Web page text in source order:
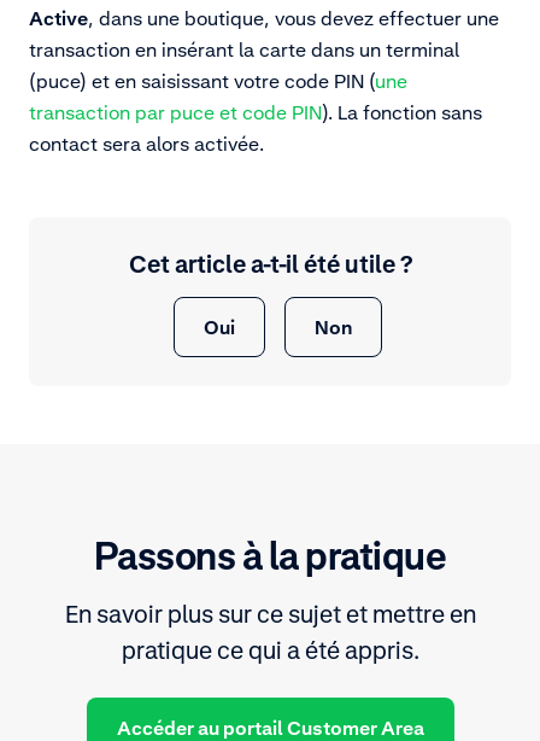
Active, dans une boutique, vous devez effectuer une
transaction en insérant la carte dans un terminal
(puce) et en saisissant votre code PIN (une
transaction par puce et code PIN). La fonction sans
contact sera alors activée.
Cet article a-t-il été utile ?
Oui Non
Passons à la pratique
En savoir plus sur ce sujet et mettre en
pratique ce qui a été appris.
Accéder au portail Customer Area